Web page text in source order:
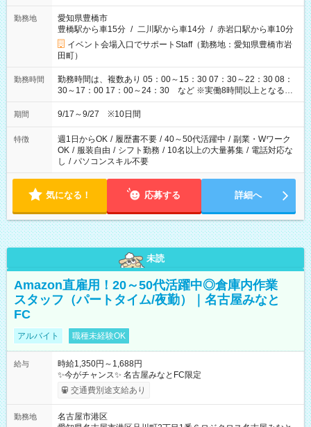
勤務地
愛知県豊橋市
豊橋駅から車15分 / 二川駅から車14分 / 赤岩口駅から車10分
イベント会場入口でサポートStaff（勤務地：愛知県豊橋市岩
田町）
勤務時間
勤務時間は、複数あり 05：00～15：30 07：30～22：30 08：
30～17：00 17：00～24：30 など ※実働8時間以上となる勤
務もあります。 【休憩】60分+他休憩あり 交替で取得します。
安全面に配慮しこまめな休憩があります。
期間 9/17～9/27 ※10日間
特徴 週1日からOK / 履歴書不要 / 40～50代活躍中 / 副業・Wワーク
OK / 服装自由 / シフト勤務 / 10名以上の大量募集 / 電話対応な
し / パソコンスキル不要
気になる！ 応募する 詳細へ
未読
Amazon直雇用！20～50代活躍中◎倉庫内作業
スタッフ（パートタイム/夜勤）｜名古屋みなと
FC
アルバイト 職種未経験OK
給与
時給1,350円～1,688円
✨今がチャンス✨ 名古屋みなとFC限定
交通費別途支給あり
勤務地
名古屋市港区